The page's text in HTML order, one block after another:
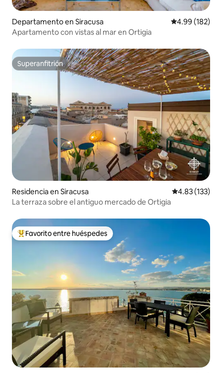
Departamento en Siracusa Calificación
4.99 (182)
Apartamento con vistas al mar en Ortigia
Superanfitrión
Superanfitrión
Residencia en Siracusa Calificación
4.83 (133)
La terraza sobre el antiguo mercado de Ortigia
De los mejores en Favorito entre huéspedes
Favorito entre huéspedes